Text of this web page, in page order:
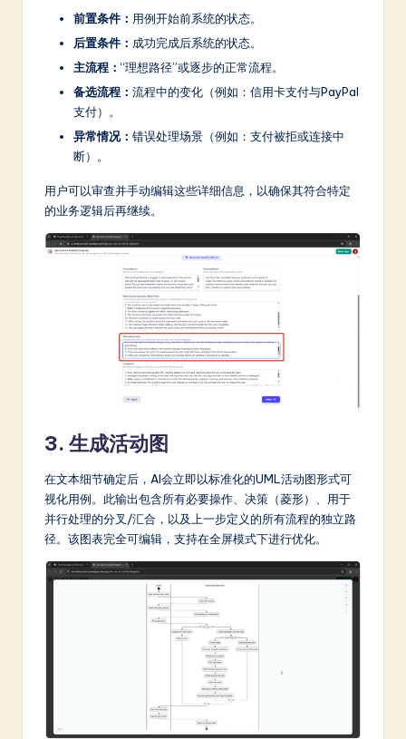
前置条件： 用例开始前系统的状态。
后置条件： 成功完成后系统的状态。
主流程：“理想路径”或逐步的正常流程。
备选流程： 流程中的变化（例如：信用卡支付与PayPal
支付）。
异常情况： 错误处理场景（例如：支付被拒或连接中
断）。
用户可以审查并手动编辑这些详细信息，以确保其符合特定
的业务逻辑后再继续。
3. 生成活动图
在文本细节确定后，AI会立即以标准化的UML活动图形式可
视化用例。此输出包含所有必要操作、决策（菱形）、用于
并行处理的分叉/汇合，以及上一步定义的所有流程的独立路
径。该图表完全可编辑，支持在全屏模式下进行优化。